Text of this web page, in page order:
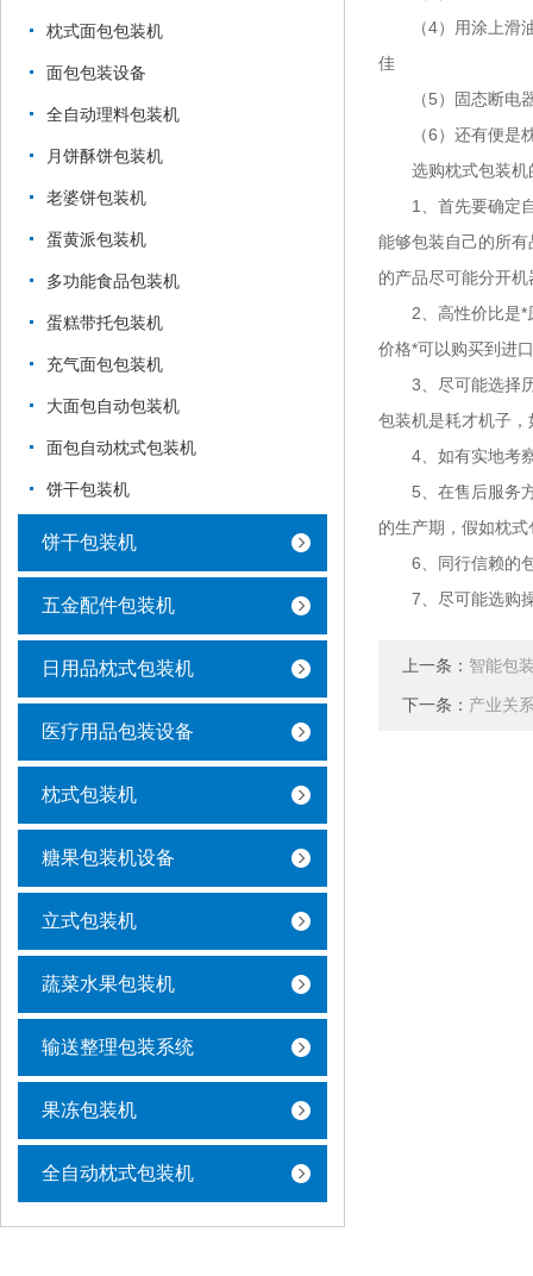
枕式面包包装机
面包包装设备
全自动理料包装机
月饼酥饼包装机
老婆饼包装机
蛋黄派包装机
多功能食品包装机
蛋糕带托包装机
充气面包包装机
大面包自动包装机
面包自动枕式包装机
饼干包装机
饼干包装机
五金配件包装机
日用品枕式包装机
医疗用品包装设备
枕式包装机
糖果包装机设备
立式包装机
蔬菜水果包装机
输送整理包装系统
果冻包装机
全自动枕式包装机
（4）用涂上滑油
佳
（5）固态断电器
（6）还有便是枕
选购枕式包装机
1、首先要确定自
能够包装自己的所
的产品尽可能分开机
2、高性价比是*原
价格*可以购买到进
3、尽可能选择历
包装机是耗才机子
4、如有实地考察
5、在售后服务方
的生产期，假如枕
6、同行信赖的包
7、尽可能选购操
上一条： 智能包
下一条： 产业关